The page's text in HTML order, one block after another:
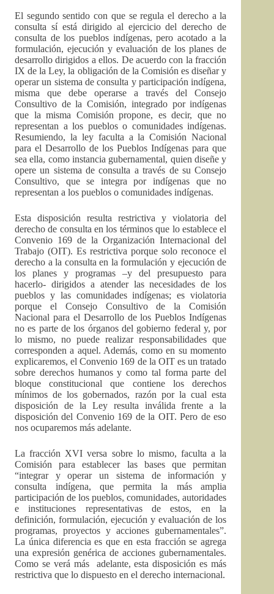
El segundo sentido con que se regula el derecho a la
consulta sí está dirigido al ejercicio del derecho de
consulta de los pueblos indígenas, pero acotado a la
formulación, ejecución y evaluación de los planes de
desarrollo dirigidos a ellos. De acuerdo con la fracción
IX de la Ley, la obligación de la Comisión es diseñar y
operar un sistema de consulta y participación indígena,
misma que debe operarse a través del Consejo
Consultivo de la Comisión, integrado por indígenas
que la misma Comisión propone, es decir, que no
representan a los pueblos o comunidades indígenas.
Resumiendo, la ley faculta a la Comisión Nacional
para el Desarrollo de los Pueblos Indígenas para que
sea ella, como instancia gubernamental, quien diseñe y
opere un sistema de consulta a través de su Consejo
Consultivo, que se integra por indígenas que no
representan a los pueblos o comunidades indígenas.
Esta disposición resulta restrictiva y violatoria del
derecho de consulta en los términos que lo establece el
Convenio 169 de la Organización Internacional del
Trabajo (OIT). Es restrictiva porque solo reconoce el
derecho a la consulta en la formulación y ejecución de
los planes y programas –y del presupuesto para
hacerlo- dirigidos a atender las necesidades de los
pueblos y las comunidades indígenas; es violatoria
porque el Consejo Consultivo de la Comisión
Nacional para el Desarrollo de los Pueblos Indígenas
no es parte de los órganos del gobierno federal y, por
lo mismo, no puede realizar responsabilidades que
corresponden a aquel. Además, como en su momento
explicaremos, el Convenio 169 de la OIT es un tratado
sobre derechos humanos y como tal forma parte del
bloque constitucional que contiene los derechos
mínimos de los gobernados, razón por la cual esta
disposición de la Ley resulta inválida frente a la
disposición del Convenio 169 de la OIT. Pero de eso
nos ocuparemos más adelante.
La fracción XVI versa sobre lo mismo, faculta a la
Comisión para establecer las bases que permitan
“integrar y operar un sistema de información y
consulta indígena, que permita la más amplia
participación de los pueblos, comunidades, autoridades
e instituciones representativas de estos, en la
definición, formulación, ejecución y evaluación de los
programas, proyectos y acciones gubernamentales”.
La única diferencia es que en esta fracción se agrega
una expresión genérica de acciones gubernamentales.
Como se verá más adelante, esta disposición es más
restrictiva que lo dispuesto en el derecho internacional.